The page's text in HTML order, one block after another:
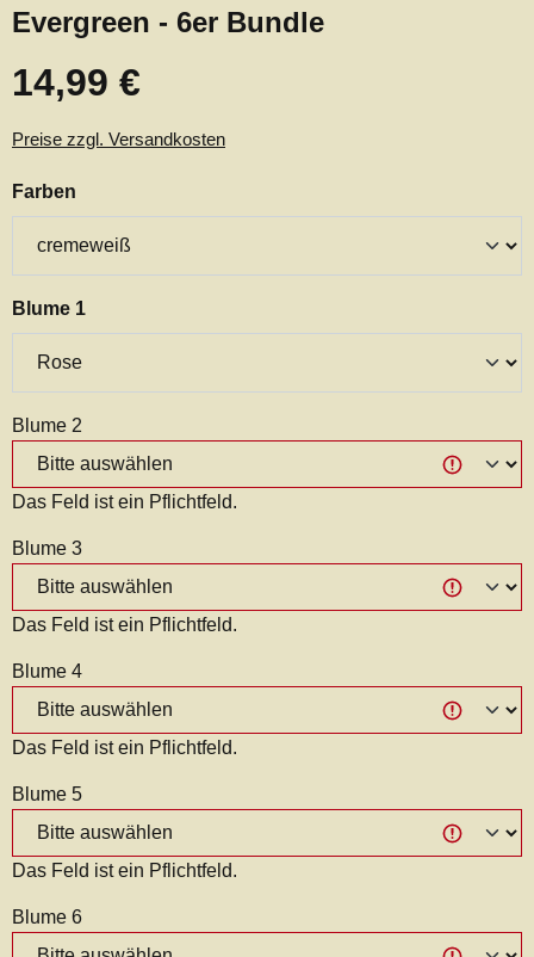
Evergreen - 6er Bundle
Regulärer Preis:
14,99 €
Preise zzgl. Versandkosten
Farben
Blume 1
Blume 2
Das Feld ist ein Pflichtfeld.
Blume 3
Das Feld ist ein Pflichtfeld.
Blume 4
Das Feld ist ein Pflichtfeld.
Blume 5
Das Feld ist ein Pflichtfeld.
Blume 6